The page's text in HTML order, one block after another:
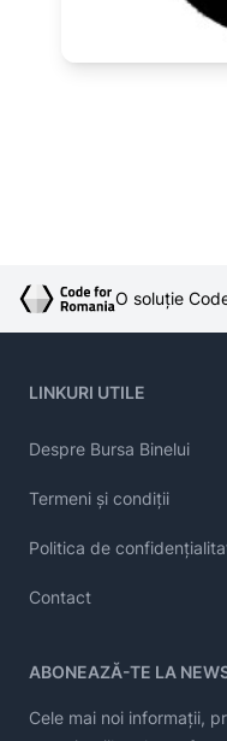
O soluție
LINKURI UTILE
Despre Bursa Binelui
Termeni și condiții
Politica de
Contact
ABONEAZĂ-TE LA
Cele mai noi informații,